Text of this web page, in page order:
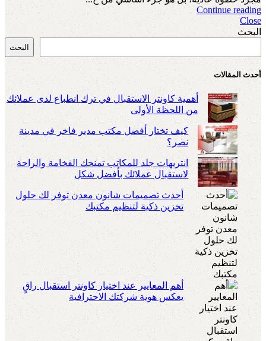
Continue reading
Close
البحث
البحث
أحدث المقالات
أهمية كاونتر الاستقبال في ترك انطباع لدى عملائك
من اللحظة الأولى
كيف تختار أفضل مكتب مدير فاخر في مدينة
نصر؟
انتريهات جلد للمكاتب تمنحك الفخامة والراحة
لاستقبال عملائك بأفضل شكل
أحدث تصميمات شانون معدن توفر لك حلول
تخزين ذكية لتنظيم مكتبك
أهم المعايير عند اختيار كاونتر استقبال راقٍ
يعكس هوية شركتك الاحترافية